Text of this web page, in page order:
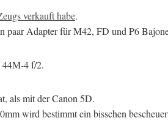
verkauft habe.
Adapter für M42, FD und P6
44M-4 f/2.
als mit der Canon 5D.
wird bestimmt ein bisschen